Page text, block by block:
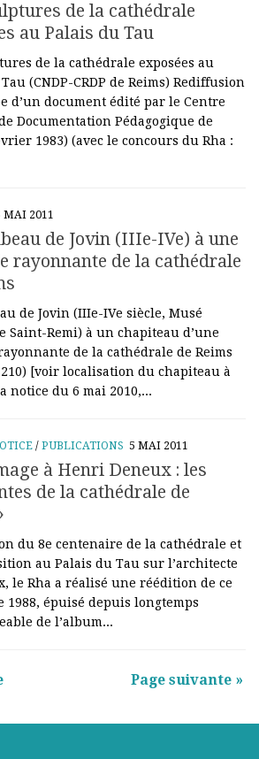
de la cathédrale
au Palais du Tau
de la cathédrale exposées au
(CNDP-CRDP de Reims) Rediffusion
d’un document édité par le Centre
Documentation Pédagogique de
1983) (avec le concours du Rha :
MAI 2011
de Jovin (IIIe-IVe) à une
rayonnante de la cathédrale
de Jovin (IIIe-IVe siècle, Musé
Saint-Remi) à un chapiteau d’une
de la cathédrale de Reims
[voir localisation du chapiteau à
notice du 6 mai 2010,...
/PUBLICATIONS 5 MAI 2011
à Henri Deneux : les
de la cathédrale de
du 8e centenaire de la cathédrale et
au Palais du Tau sur l’architecte
le Rha a réalisé une réédition de ce
1988, épuisé depuis longtemps
de l’album...
Page suivante »